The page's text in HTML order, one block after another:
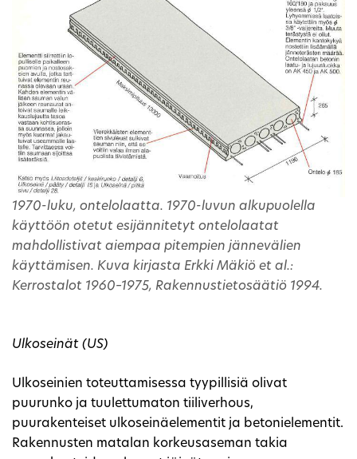
1970-luku, ontelolaatta. 1970-luvun alkupuolella
käyttöön otetut esijännitetyt ontelolaatat
mahdollistivat aiempaa pitempien jännevälien
käyttämisen. Kuva kirjasta Erkki Mäkiö et al.:
Kerrostalot 1960–1975, Rakennustietosäätiö 1994.
Ulkoseinät (US)
Ulkoseinien toteuttamisessa tyypillisiä olivat
puurunko ja tuulettumaton tiiliverhous,
puurakenteiset ulkoseinäelementit ja betonielementit.
Rakennusten matalan korkeusaseman takia